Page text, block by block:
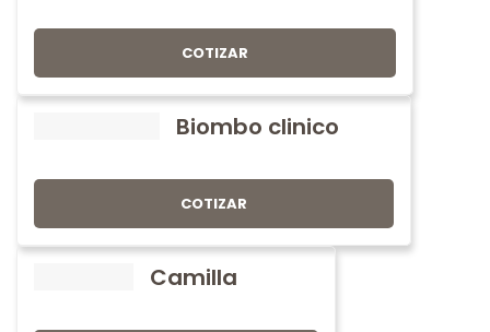
COTIZAR
Biombo clinico
COTIZAR
Camilla